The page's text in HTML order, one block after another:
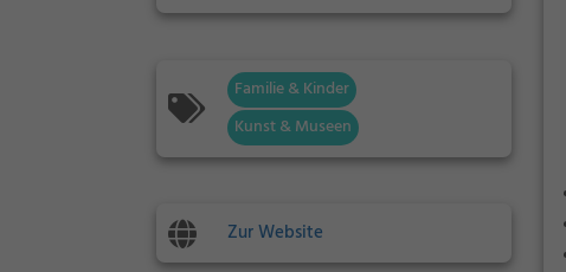
Familie & Kinder
Kunst & Museen
Zur Website